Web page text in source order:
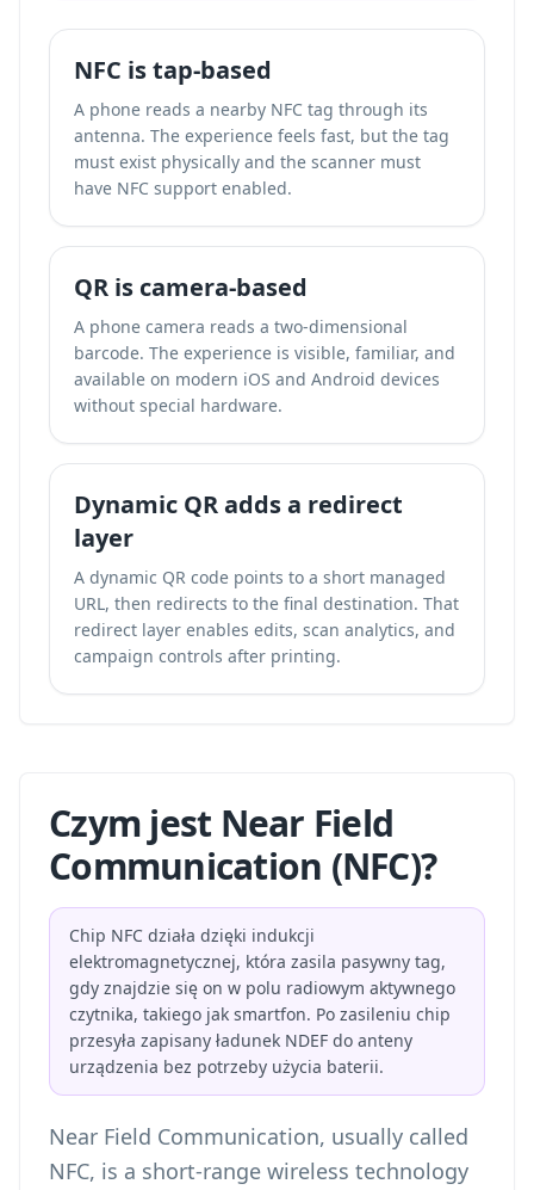
NFC is tap-based
A phone reads a nearby NFC tag through its
antenna. The experience feels fast, but the tag
must exist physically and the scanner must
have NFC support enabled.
QR is camera-based
A phone camera reads a two-dimensional
barcode. The experience is visible, familiar, and
available on modern iOS and Android devices
without special hardware.
Dynamic QR adds a redirect
layer
A dynamic QR code points to a short managed
URL, then redirects to the final destination. That
redirect layer enables edits, scan analytics, and
campaign controls after printing.
Czym jest Near Field
Communication (NFC)?
Chip NFC działa dzięki indukcji
elektromagnetycznej, która zasila pasywny tag,
gdy znajdzie się on w polu radiowym aktywnego
czytnika, takiego jak smartfon. Po zasileniu chip
przesyła zapisany ładunek NDEF do anteny
urządzenia bez potrzeby użycia baterii.
Near Field Communication, usually called
NFC, is a short-range wireless technology